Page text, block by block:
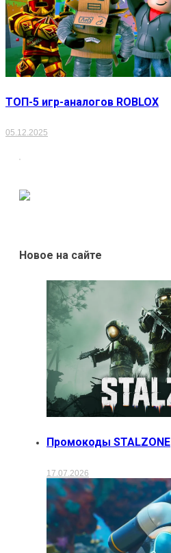
ТОП-5 игр-аналогов ROBLOX
05.12.2025
Новое на сайте
Промокоды STALZONE
17.07.2026